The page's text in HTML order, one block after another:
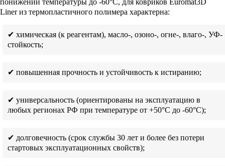
понижении температуры до -60°С, для ковриков Euromat3D
Liner из термопластичного полимера характерна:
✔ химическая (к реагентам), масло-, озоно-, огне-, влаго-, УФ-
стойкость;
✔ повышенная прочность и устойчивость к истиранию;
✔ универсальность (ориентированы на эксплуатацию в
любых регионах РФ при температуре от +50°С до -60°С);
✔ долговечность (срок службы 30 лет и более без потери
стартовых эксплуатационных свойств);